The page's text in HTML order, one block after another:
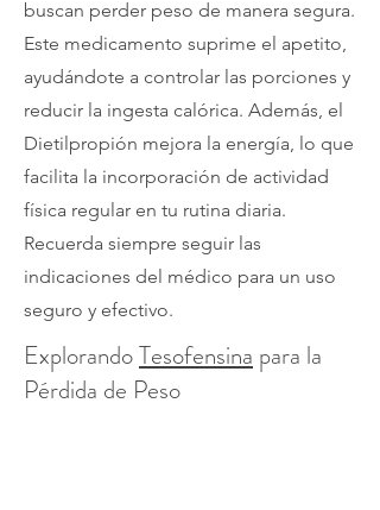
buscan perder peso de manera segura.
Este medicamento suprime el apetito,
ayudándote a controlar las porciones y
reducir la ingesta calórica. Además, el
Dietilpropión mejora la energía, lo que
facilita la incorporación de actividad
física regular en tu rutina diaria.
Recuerda siempre seguir las
indicaciones del médico para un uso
seguro y efectivo.
ExplorandoTesofensina para la
Pérdida de Peso